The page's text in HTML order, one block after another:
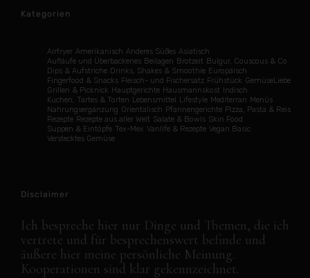
Kategorien
Airfryer Amerikanisch Anderes Süßes Asiatisch
Aufläufe und Überbackenes Beilagen Brotzeit Bulgur, Couscous & Co
Dips & Aufstriche Drinks, Shakes & Smoothie Europäisch
Fingerfood & Snacks Fleisch- und Fischersatz Frühstück GemüseLiebe
Grillen & Picknick Hauptgerichte Hausmannskost Indisch
Kuchen, Tartes & Torten Lebensmittel Lifestyle Mediterran Menüs
Nahrungsergänzung Orientalisch Pfannengerichte Pizza, Pasta & Reis
Rezepte Rezepte aus aller Welt Salate & Bowls Skin Food
Suppen & Eintöpfe Tex-Mex Vanlife & Rezepte Vegan Basic
Verstecktes Gemüse
Disclaimer
Ich bespreche hier nur Dinge und Themen, die ich
vertrete und für besprechenswert befinde und
äußere hier meine persönliche Meinung.
Kooperationen sind klar gekennzeichnet.